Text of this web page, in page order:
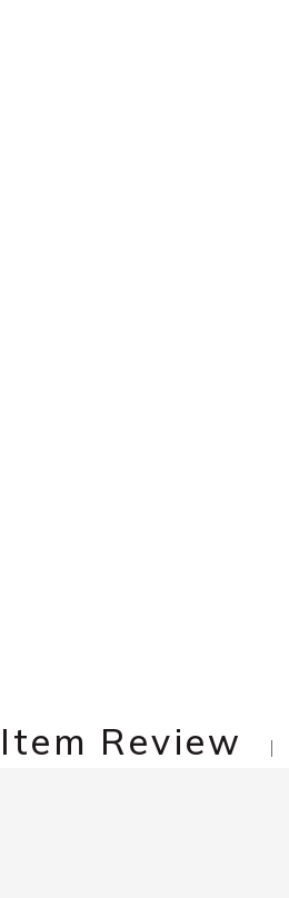
Item Review